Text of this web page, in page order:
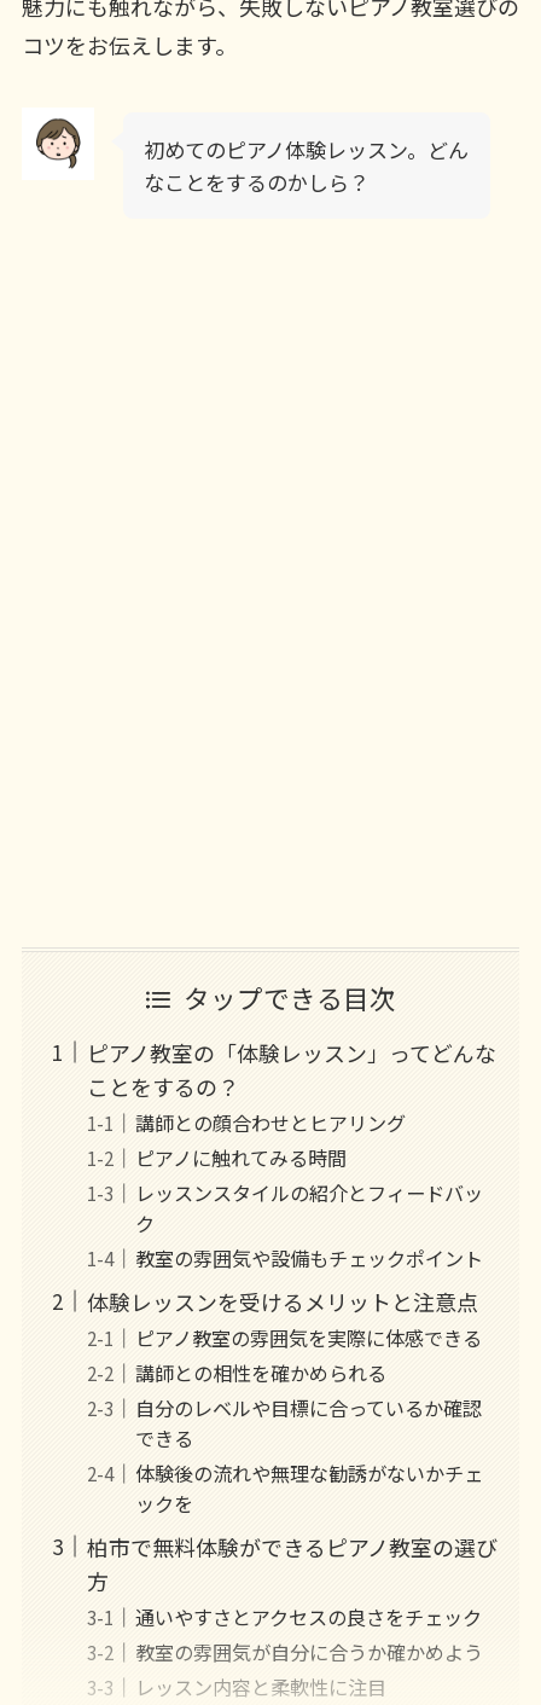
コツをお伝えします。
初めてのピアノ体験レッスン。どん
なことをするのかしら？
タップできる目次
ピアノ教室の「体験レッスン」ってどんな
ことをするの？
講師との顔合わせとヒアリング
ピアノに触れてみる時間
レッスンスタイルの紹介とフィードバッ
ク
教室の雰囲気や設備もチェックポイント
体験レッスンを受けるメリットと注意点
ピアノ教室の雰囲気を実際に体感できる
講師との相性を確かめられる
自分のレベルや目標に合っているか確認
できる
体験後の流れや無理な勧誘がないかチェ
ックを
柏市で無料体験ができるピアノ教室の選び
方
通いやすさとアクセスの良さをチェック
教室の雰囲気が自分に合うか確かめよう
レッスン内容と柔軟性に注目